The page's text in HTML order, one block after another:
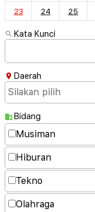
23 24 25
Kata Kunci
Daerah
Bidang
Musiman
Hiburan
Tekno
Olahraga